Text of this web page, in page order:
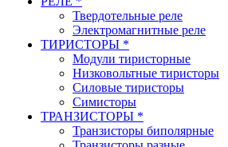
Твердотельные реле
Электромагнитные реле
ТИРИСТОРЫ *
Модули тиристорные
Низковольтные тиристоры
Силовые тиристоры
Симисторы
ТРАНЗИСТОРЫ *
Транзисторы биполярные